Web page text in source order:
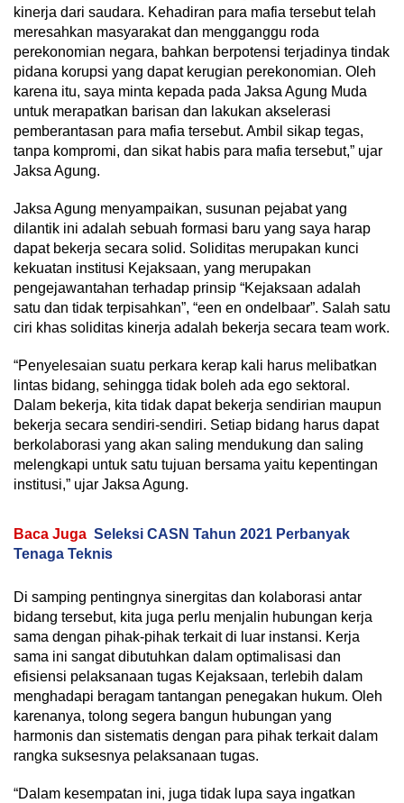
kinerja dari saudara. Kehadiran para mafia tersebut telah
meresahkan masyarakat dan mengganggu roda
perekonomian negara, bahkan berpotensi terjadinya tindak
pidana korupsi yang dapat kerugian perekonomian. Oleh
karena itu, saya minta kepada pada Jaksa Agung Muda
untuk merapatkan barisan dan lakukan akselerasi
pemberantasan para mafia tersebut. Ambil sikap tegas,
tanpa kompromi, dan sikat habis para mafia tersebut,” ujar
Jaksa Agung.
Jaksa Agung menyampaikan, susunan pejabat yang
dilantik ini adalah sebuah formasi baru yang saya harap
dapat bekerja secara solid. Soliditas merupakan kunci
kekuatan institusi Kejaksaan, yang merupakan
pengejawantahan terhadap prinsip “Kejaksaan adalah
satu dan tidak terpisahkan”, “een en ondelbaar”. Salah satu
ciri khas soliditas kinerja adalah bekerja secara team work.
“Penyelesaian suatu perkara kerap kali harus melibatkan
lintas bidang, sehingga tidak boleh ada ego sektoral.
Dalam bekerja, kita tidak dapat bekerja sendirian maupun
bekerja secara sendiri-sendiri. Setiap bidang harus dapat
berkolaborasi yang akan saling mendukung dan saling
melengkapi untuk satu tujuan bersama yaitu kepentingan
institusi,” ujar Jaksa Agung.
Baca Juga Seleksi CASN Tahun 2021 Perbanyak
Tenaga Teknis
Di samping pentingnya sinergitas dan kolaborasi antar
bidang tersebut, kita juga perlu menjalin hubungan kerja
sama dengan pihak-pihak terkait di luar instansi. Kerja
sama ini sangat dibutuhkan dalam optimalisasi dan
efisiensi pelaksanaan tugas Kejaksaan, terlebih dalam
menghadapi beragam tantangan penegakan hukum. Oleh
karenanya, tolong segera bangun hubungan yang
harmonis dan sistematis dengan para pihak terkait dalam
rangka suksesnya pelaksanaan tugas.
“Dalam kesempatan ini, juga tidak lupa saya ingatkan